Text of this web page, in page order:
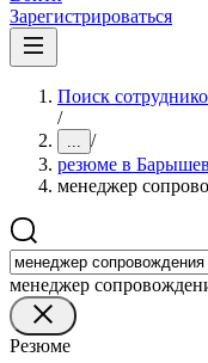
Зарегистрироваться
Поиск
/
... /
резюме в
менеджер
менеджер
Резюме